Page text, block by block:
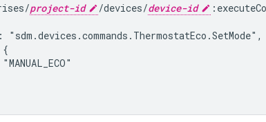
project-id /devices/device-id
"
sdm.devices.commands.ThermostatEco.SetMode",